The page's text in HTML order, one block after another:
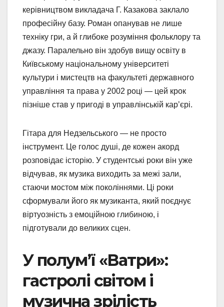
керівництвом викладача Г. Казакова заклало
професійну базу. Роман опанував не лише
техніку гри, а й глибоке розуміння фольклору та
джазу. Паралельно він здобув вищу освіту в
Київському національному університеті
культури і мистецтв на факультеті державного
управління та права у 2002 році — цей крок
пізніше став у пригоді в управлінській кар’єрі.
Гітара для Недзельського — не просто
інструмент. Це голос душі, де кожен акорд
розповідає історію. У студентські роки він уже
відчував, як музика виходить за межі зали,
стаючи мостом між поколіннями. Ці роки
сформували його як музиканта, який поєднує
віртуозність з емоційною глибиною, і
підготували до великих сцен.
У полум’ї «Ватри»:
гастролі світом і
музична зрілість